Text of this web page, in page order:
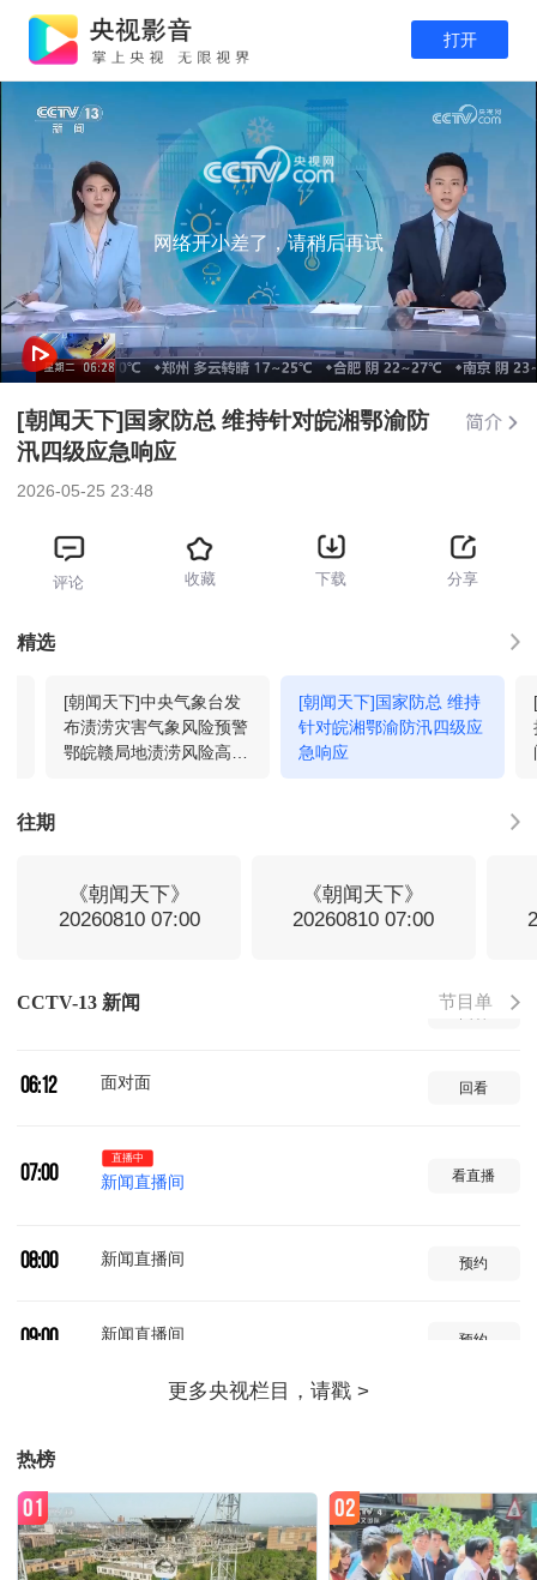
打开
网络开小差了，请稍后再试
[朝闻天下]国家防总 维持针对皖湘鄂渝防
汛四级应急响应
2026-05-25 23:48
评论 收藏 下载 分享
精选
[朝闻天下]中央气象台发
布渍涝灾害气象风险预警
鄂皖赣局地渍涝风险高
[朝闻天下]国家防总 维持
针对皖湘鄂渝防汛四级应
急响应
往期
《朝闻天下》
20260810 07:00
《朝闻天下》
20260810 07:00
CCTV-13 新闻 节目单
02:00
新闻直播间 回看
回看
新闻直播间
06:00 新闻直播间 回看
06:12 面对面 回看
07:00
直播中
新闻直播间 看直播
08:00 新闻直播间 预约
09:00 新闻直播间 预约
11:00 预约
11:32 天气预报 预约
热榜
01 02